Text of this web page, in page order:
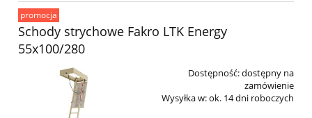
Schody strychowe Fakro LTK Energy
55x100/280
Dostępność:dostępny na
zamówienie
Wysyłka w:ok. 14 dni roboczych
promocja